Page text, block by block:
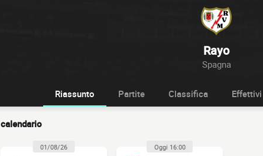
Rayo
Spagna
Riassunto Partite Classifica Effettivi
calendario
01/08/26 Oggi 16:00